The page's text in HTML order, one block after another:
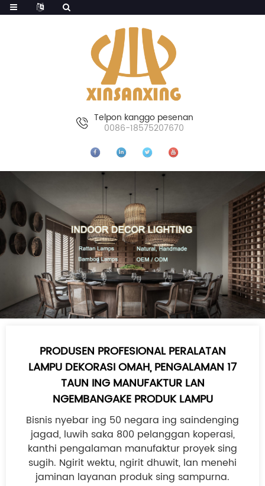
Telpon kanggo pesenan
0086-18575207670
PRODUSEN PROFESIONAL PERALATAN
LAMPU DEKORASI OMAH, PENGALAMAN 17
TAUN ING MANUFAKTUR LAN
NGEMBANGAKE PRODUK LAMPU
Bisnis nyebar ing 50 negara ing saindenging
jagad, luwih saka 800 pelanggan koperasi,
kanthi pengalaman manufaktur proyek sing
sugih. Ngirit wektu, ngirit dhuwit, lan menehi
jaminan layanan produk sing sampurna.